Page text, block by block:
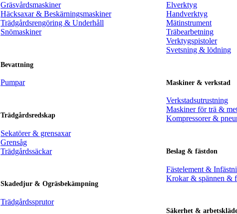
Gräsvårdsmaskiner
Häcksaxar & Beskärningsmaskiner
Trädgårdsrengöring & Underhåll
Snömaskiner
Bevattning
Pumpar
Trädgårdsredskap
Sekatörer & grensaxar
Grensåg
Trädgårdssäckar
Skadedjur & Ogräsbekämpning
Trädgårdssprutor
Elverktyg
Handverktyg
Mätinstrument
Träbearbetning
Verktygspistoler
Svetsning & lödning
Maskiner & verkstad
Verkstadsutrustning
Maskiner för trä &
Kompressorer &
Beslag & fästdon
Fästelement &
Krokar & spännen &
Säkerhet &